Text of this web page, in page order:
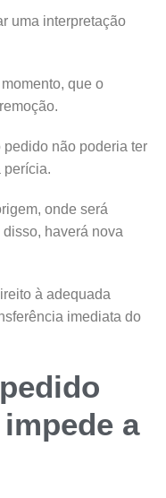
uma interpretação
que o
pedido não poderia ter
perícia.
onde será
haverá nova
à adequada
imediata do
a